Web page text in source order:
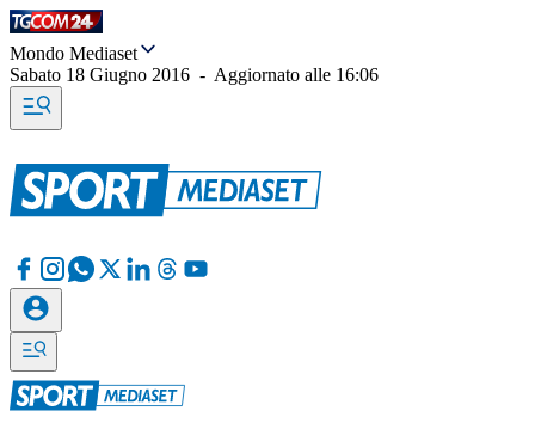
Mondo Mediaset
Sabato 18 Giugno 2016 - Aggiornato alle 16:06